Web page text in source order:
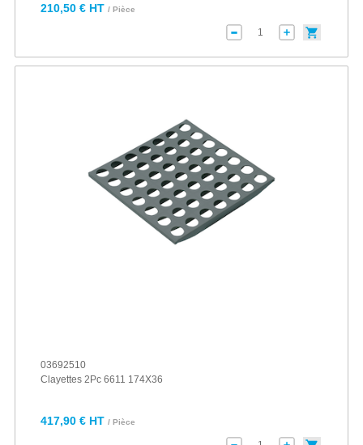
210,50 € HT / Pièce
03692510
Clayettes 2Pc 6611 174X36
417,90 € HT / Pièce